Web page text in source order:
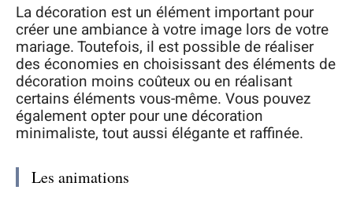
La décoration est un élément important pour
créer une ambiance à votre image lors de votre
mariage. Toutefois, il est possible de réaliser
des économies en choisissant des éléments de
décoration moins coûteux ou en réalisant
certains éléments vous-même. Vous pouvez
également opter pour une décoration
minimaliste, tout aussi élégante et raffinée.
Les animations